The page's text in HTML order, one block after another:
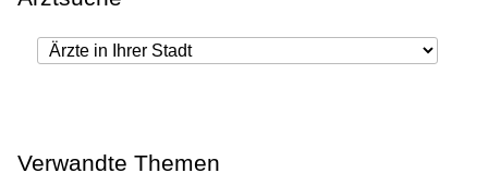
Verwandte Themen